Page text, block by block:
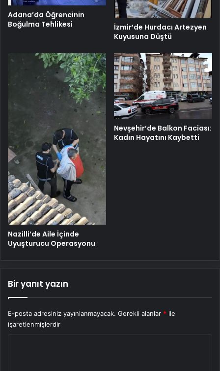
Adana’da Öğrencinin
Boğulma Tehlikesi
İzmir’de Hurdacı Artezyen
Kuyusuna Düştü
Nazilli’de Aile İçinde
Uyuşturucu Operasyonu
Nevşehir’de Balkon Faciası:
Kadın Hayatını Kaybetti
Bir yanıt yazın
E-posta adresiniz yayınlanmayacak. Gerekli alanlar * ile
işaretlenmişlerdir